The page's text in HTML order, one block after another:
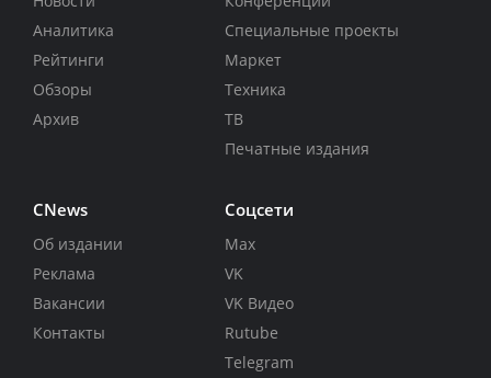
Аналитика
Рейтинги
Обзоры
Архив
Специальные проекты
Маркет
Техника
ТВ
Печатные издания
CNews
Об издании
Реклама
Вакансии
Контакты
Соцсети
Max
VK
VK Видео
Rutube
Telegram